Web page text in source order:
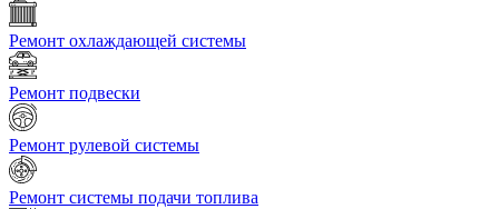
Ремонт охлаждающей системы
Ремонт подвески
Ремонт рулевой системы
Ремонт системы подачи топлива